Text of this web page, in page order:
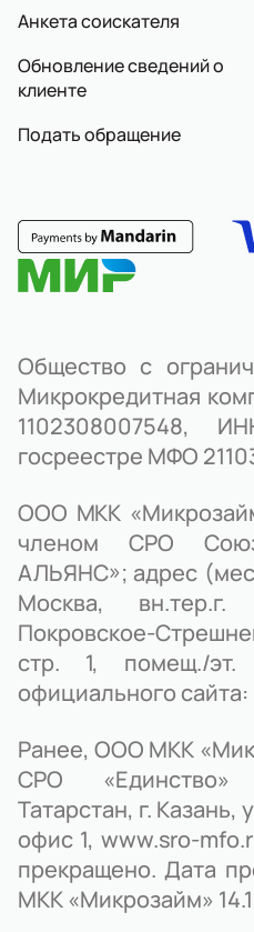
Анкета соискателя
Обновление сведений о
клиенте
Подать обращение
Общество с
Микрокредитная
госреестре МФО
ООО МКК
членом СРО
АЛЬЯНС»; адрес
Москва, вн.тер.г.
Покровское-
стр. 1, помещ./эт.
официального сайта:
Ранее, ООО МКК
СРО «Единство»
Татарстан, г. Казань,
офис 1, www.sro-
прекращено. Дата
МКК «Микрозайм»